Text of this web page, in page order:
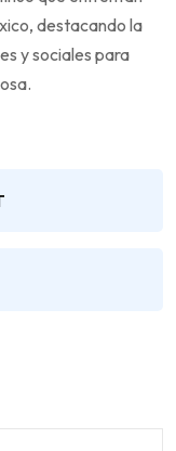
destacando la
y sociales para